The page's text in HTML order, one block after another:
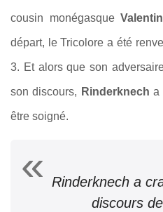
cousin monégasque
départ, le Tricolore a été
3. Et alors que son
son discours, Rinderknecha
être soigné.
Rinderknech a
discours